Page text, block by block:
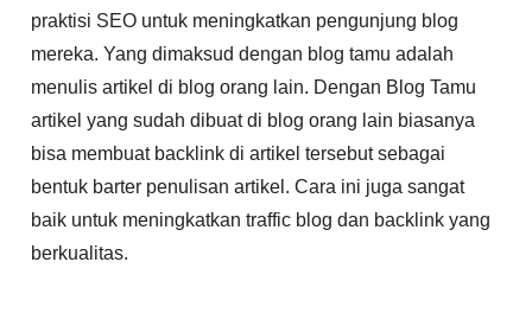
praktisi SEO untuk meningkatkan pengunjung blog
mereka. Yang dimaksud dengan blog tamu adalah
menulis artikel di blog orang lain. Dengan Blog Tamu
artikel yang sudah dibuat di blog orang lain biasanya
bisa membuat backlink di artikel tersebut sebagai
bentuk barter penulisan artikel. Cara ini juga sangat
baik untuk meningkatkan traffic blog dan backlink yang
berkualitas.